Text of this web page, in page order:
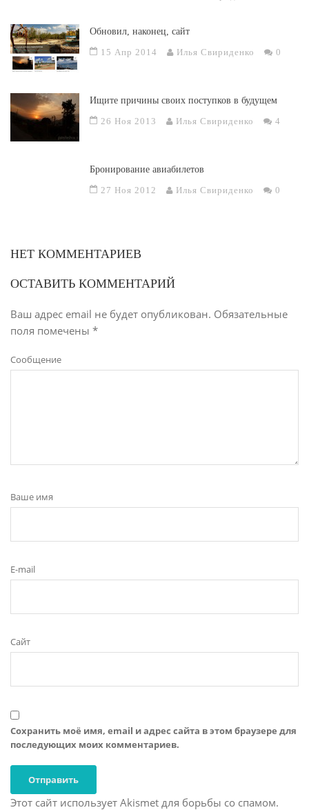
Обновил, наконец, сайт
15 Апр 2014
Илья Свириденко 0
Ищите причины своих поступков в будущем
26 Ноя 2013
Илья Свириденко 4
Бронирование авиабилетов
27 Ноя 2012
Илья Свириденко 0
НЕТ КОММЕНТАРИЕВ
ОСТАВИТЬ КОММЕНТАРИЙ
Ваш адрес email не будет опубликован. Обязательные
поля помечены *
Сообщение
Ваше имя
E-mail
Сайт
Сохранить моё имя, email и адрес сайта в этом браузере для
последующих моих комментариев.
Этот сайт использует Akismet для борьбы со спамом.